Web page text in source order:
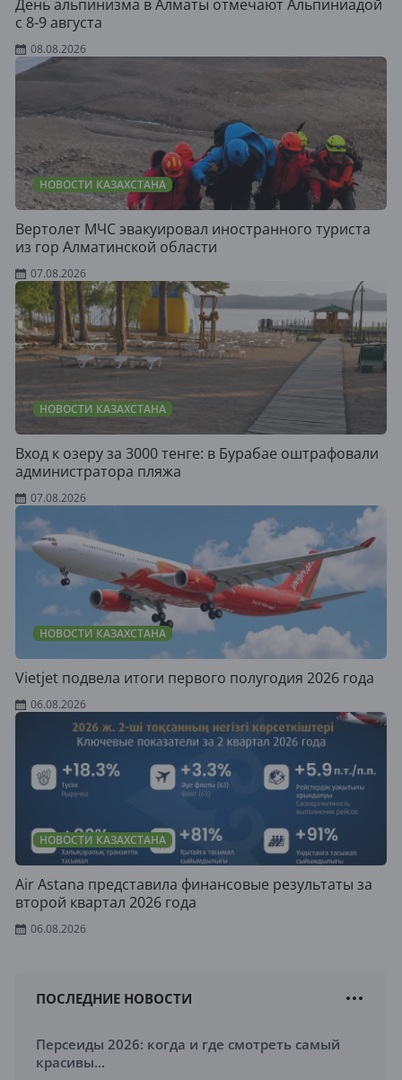
День альпинизма в Алматы отмечают Альпиниадой
с 8-9 августа
08.08.2026
НОВОСТИ КАЗАХСТАНА
Вертолет МЧС эвакуировал иностранного туриста
из гор Алматинской области
07.08.2026
НОВОСТИ КАЗАХСТАНА
Вход к озеру за 3000 тенге: в Бурабае оштрафовали
администратора пляжа
07.08.2026
НОВОСТИ КАЗАХСТАНА
Vietjet подвела итоги первого полугодия 2026 года
06.08.2026
НОВОСТИ КАЗАХСТАНА
Air Astana представила финансовые результаты за
второй квартал 2026 года
06.08.2026
ПОСЛЕДНИЕ НОВОСТИ
Персеиды 2026: когда и где смотреть самый
красивы...